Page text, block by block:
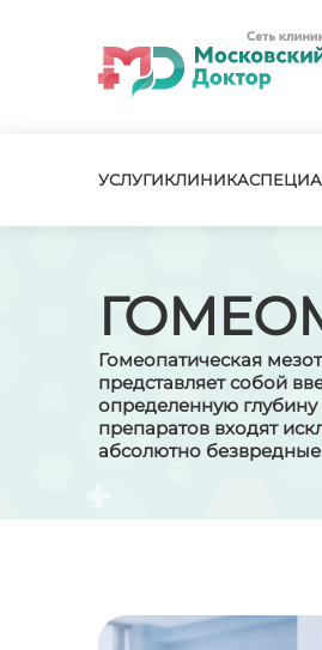
УСЛУГИКЛИНИКА
Гомеопатическая
представляет собой
определенную
препаратов входят
абсолютно